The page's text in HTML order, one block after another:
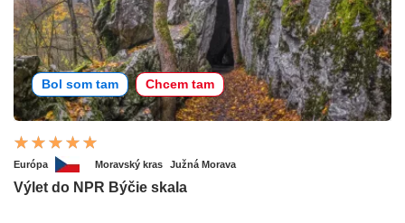
Bol som tam Chcem tam
Európa Moravský kras Južná Morava
Výlet do NPR Býčie skala